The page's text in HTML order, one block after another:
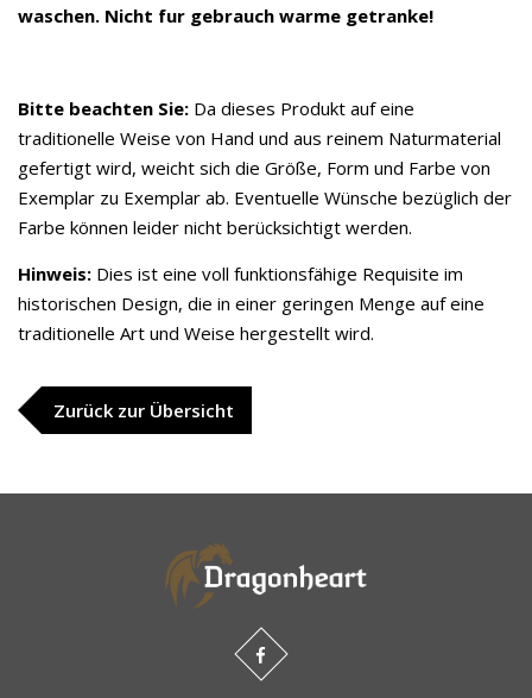
waschen. Nicht fur gebrauch warme getranke!
Bitte beachten Sie: Da dieses Produkt auf eine
traditionelle Weise von Hand und aus reinem Naturmaterial
gefertigt wird, weicht sich die Größe, Form und Farbe von
Exemplar zu Exemplar ab. Eventuelle Wünsche bezüglich der
Farbe können leider nicht berücksichtigt werden.
Hinweis: Dies ist eine voll funktionsfähige Requisite im
historischen Design, die in einer geringen Menge auf eine
traditionelle Art und Weise hergestellt wird.
Zurück zur Übersicht